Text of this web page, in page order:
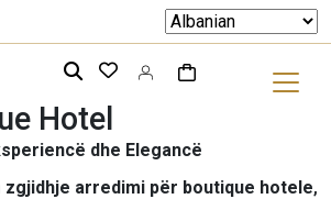
Hotel
dhe Elegancë
zgjidhje arredimi për boutique hotele,